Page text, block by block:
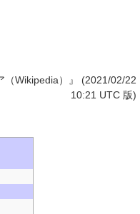
（Wikipedia）』 (2021/02/22
10:21 UTC 版)